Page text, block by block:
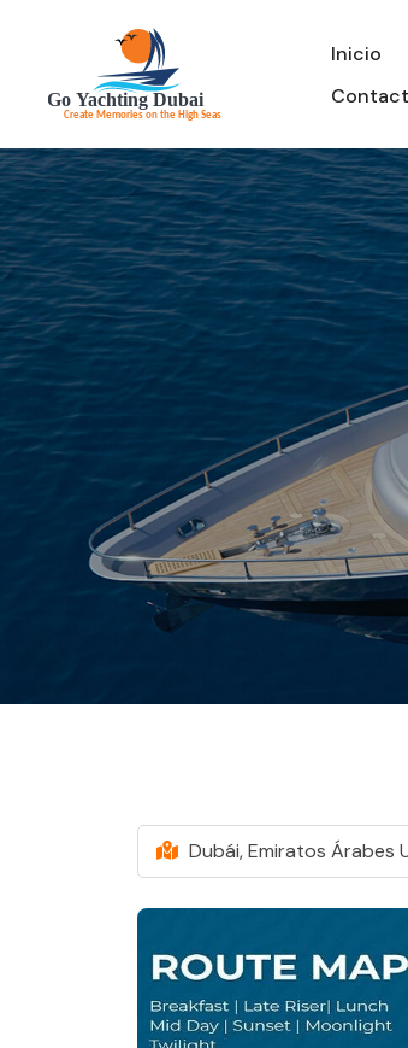
Inicio
Dubái, Emiratos Árabes